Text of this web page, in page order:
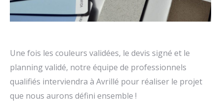
Une fois les couleurs validées, le devis signé et le
planning validé, notre équipe de professionnels
qualifiés interviendra à Avrillé pour réaliser le projet
que nous aurons défini ensemble !